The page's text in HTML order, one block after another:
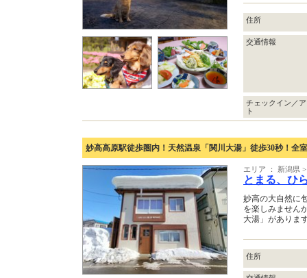
住所
交通情報
チェックイン／
ト
妙高高原駅徒歩圏内！天然温泉「関川大湯」徒歩30秒！全
エリア ： 新潟県
とまる、ひ
妙高の大自然に
を楽しみません
大湯」がありま
住所